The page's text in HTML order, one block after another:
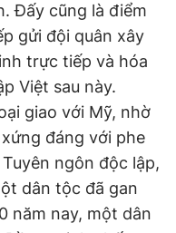
Đấy cũng là điểm
gửi đội quân xây
trực tiếp và hóa
Việt sau này.
giao với Mỹ, nhờ
đáng với phe
ngôn độc lập,
dân tộc đã gan
năm nay, một dân